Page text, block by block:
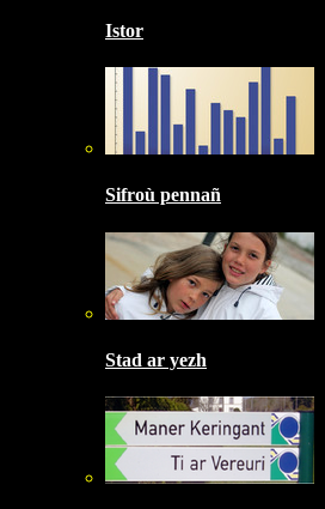
Istor
Sifroù pennañ
Stad ar yezh